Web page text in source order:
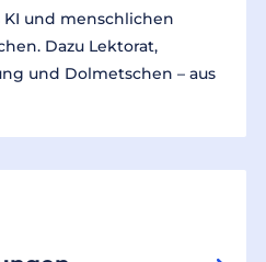
und menschlichen
Dazu Lektorat,
und Dolmetschen – aus